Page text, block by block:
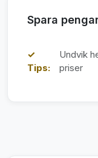
Spara
✓
Tips:
Undvik
priser